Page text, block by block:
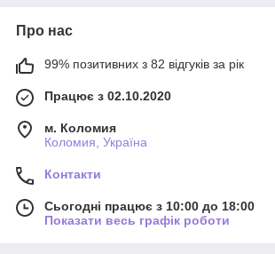
Про нас
99% позитивних з 82 відгуків за рік
Працює з 02.10.2020
м. Коломия
Коломия, Україна
Контакти
Сьогодні працює з 10:00 до 18:00
Показати весь графік роботи